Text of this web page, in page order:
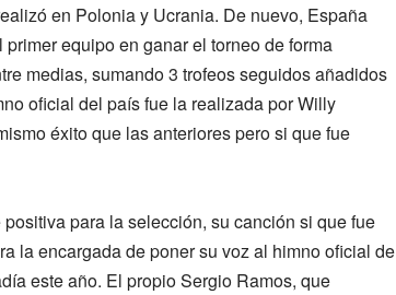
en Polonia y Ucrania. De nuevo, España
equipo en ganar el torneo de forma
medias, sumando 3 trofeos seguidos añadidos
oficial del país fue la realizada por Willy
éxito que las anteriores pero si que fue
para la selección, su canción si que fue
la encargada de poner su voz al himno oficial de
este año. El propio Sergio Ramos, que